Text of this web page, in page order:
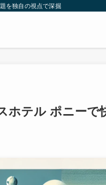
独自の視点で深掘りしたコンテン
ホテル ポニーで